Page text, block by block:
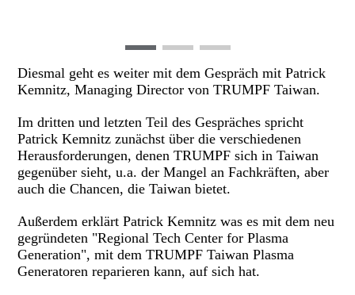
Diesmal geht es weiter mit dem Gespräch mit Patrick
Kemnitz, Managing Director von TRUMPF Taiwan.
Im dritten und letzten Teil des Gespräches spricht
Patrick Kemnitz zunächst über die verschiedenen
Herausforderungen, denen TRUMPF sich in Taiwan
gegenüber sieht, u.a. der Mangel an Fachkräften, aber
auch die Chancen, die Taiwan bietet.
Außerdem erklärt Patrick Kemnitz was es mit dem neu
gegründeten "Regional Tech Center for Plasma
Generation", mit dem TRUMPF Taiwan Plasma
Generatoren reparieren kann, auf sich hat.